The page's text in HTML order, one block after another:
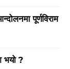
पूर्णविराम
भयो ?